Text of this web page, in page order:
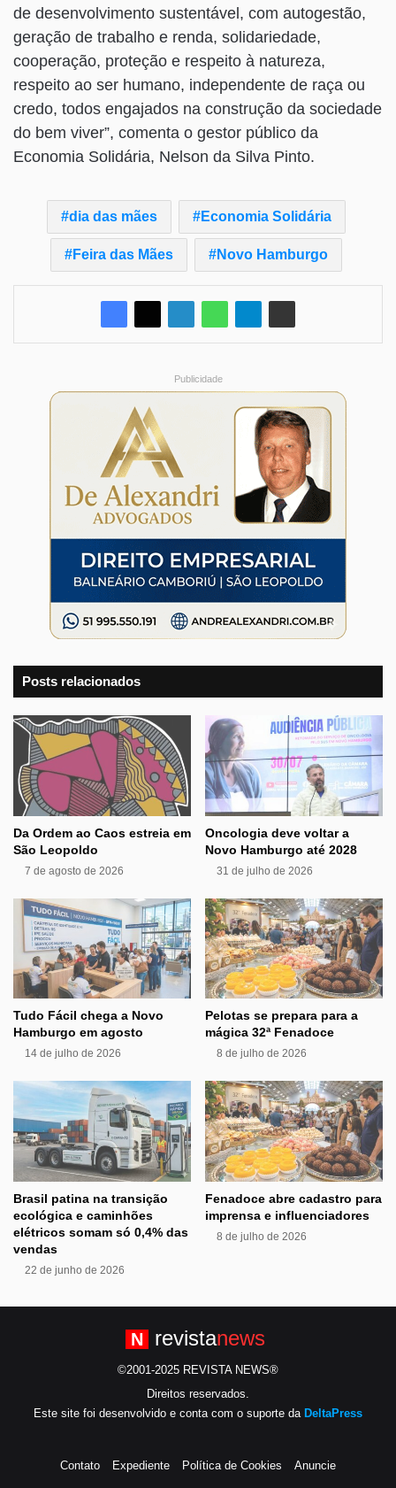
de desenvolvimento sustentável, com autogestão,
geração de trabalho e renda, solidariedade,
cooperação, proteção e respeito à natureza,
respeito ao ser humano, independente de raça ou
credo, todos engajados na construção da sociedade
do bem viver”, comenta o gestor público da
Economia Solidária, Nelson da Silva Pinto.
dia das mães Economia Solidária
Feira das Mães Novo Hamburgo
Publicidade
Posts relacionados
Da Ordem ao Caos estreia em
São Leopoldo
7 de agosto de 2026
Oncologia deve voltar a
Novo Hamburgo até 2028
31 de julho de 2026
Tudo Fácil chega a Novo
Hamburgo em agosto
14 de julho de 2026
Pelotas se prepara para a
mágica 32ª Fenadoce
8 de julho de 2026
Brasil patina na transição
ecológica e caminhões
elétricos somam só 0,4% das
vendas
22 de junho de 2026
Fenadoce abre cadastro para
imprensa e influenciadores
8 de julho de 2026
N revistanews
©2001-2025 REVISTA NEWS®
Direitos reservados.
Este site foi desenvolvido e conta com o suporte da DeltaPress
Contato Expediente Política de Cookies Anuncie